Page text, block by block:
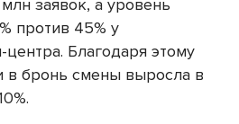
заявок, а уровень
против 45% у
Благодаря этому
в бронь смены выросла в